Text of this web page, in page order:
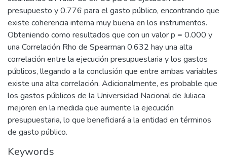
presupuesto y 0.776 para el gasto público, encontrando que
existe coherencia interna muy buena en los instrumentos.
Obteniendo como resultados que con un valor p = 0.000 y
una Correlación Rho de Spearman 0.632 hay una alta
correlación entre la ejecución presupuestaria y los gastos
públicos, llegando a la conclusión que entre ambas variables
existe una alta correlación. Adicionalmente, es probable que
los gastos públicos de la Universidad Nacional de Juliaca
mejoren en la medida que aumente la ejecución
presupuestaria, lo que beneficiará a la entidad en términos
de gasto público.
Keywords